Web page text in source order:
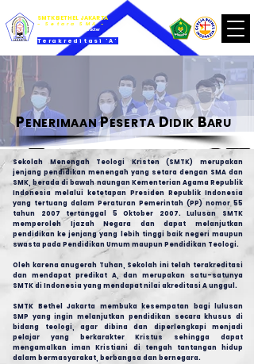
SMTK BETHEL JAKARTA
- Setara SMA -
Terakreditasi 'A'
Knowledge.Spirituality.Character
PENERIMAANPESERTADIDIKBARU
Sekolah Menengah Teologi Kristen (SMTK) merupakan
jenjang pendidikan menengah yang setara dengan SMA dan
SMK, berada di bawah naungan Kementerian Agama Republik
Indonesia melalui ketetapan Presiden Republik Indonesia
yang tertuang dalam Peraturan Pemerintah (PP) nomor 55
tahun 2007 tertanggal 5 Oktober 2007. Lulusan SMTK
memperoleh Ijazah Negara dan dapat melanjutkan
pendidikan ke jenjang yang lebih tinggi baik negeri maupun
swasta pada Pendidikan Umum maupun Pendidikan Teologi.
Oleh karena anugerah Tuhan, Sekolah ini telah terakreditasi
dan mendapat predikat A, dan merupakan satu-satunya
SMTK di Indonesia yang mendapat nilai akreditasi A unggul.
SMTK Bethel Jakarta membuka kesempatan bagi lulusan
SMP yang ingin melanjutkan pendidikan secara khusus di
bidang teologi, agar dibina dan diperlengkapi menjadi
pelajar yang berkarakter Kristus sehingga dapat
mengamalkan iman Kristiani di tengah tantangan hidup
dalam bermasyarakat, berbangsa dan bernegara.